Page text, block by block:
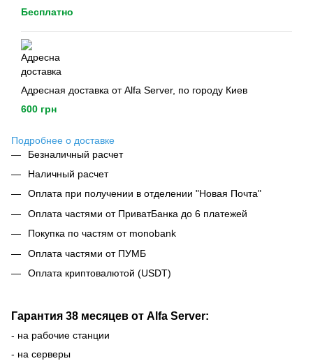
Бесплатно
Адресная доставка от Alfa Server, по городу Киев
600 грн
Подробнее о доставке
Безналичный расчет
Наличный расчет
Оплата при получении в отделении "Новая Почта"
Оплата частями от ПриватБанка до 6 платежей
Покупка по частям от monobank
Оплата частями от ПУМБ
Оплата криптовалютой (USDT)
Гарантия 38 месяцев от Alfa Server:
- на рабочие станции
- на серверы